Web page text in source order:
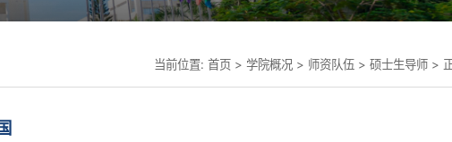
当前位置: 首页 > 学院概况 > 师资队伍 > 硕士生导师 >